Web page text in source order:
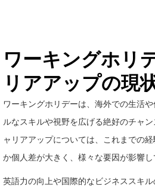
ワーキングホリ
リアアップの現
ワーキングホリデーは、海外での生活
ルなスキルや視野を広げる絶好のチャ
ャリアアップについては、これまでの
か個人差が大きく、様々な要因が影響し
英語力の向上や国際的なビジネススキ